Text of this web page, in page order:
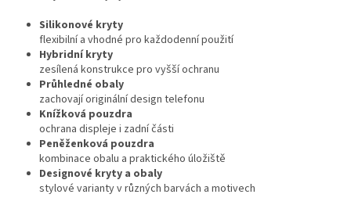
Silikonové kryty
flexibilní a vhodné pro každodenní použití
Hybridní kryty
zesílená konstrukce pro vyšší ochranu
Průhledné obaly
zachovají originální design telefonu
Knížková pouzdra
ochrana displeje i zadní části
Peněženková pouzdra
kombinace obalu a praktického úložiště
Designové kryty a obaly
stylové varianty v různých barvách a motivech